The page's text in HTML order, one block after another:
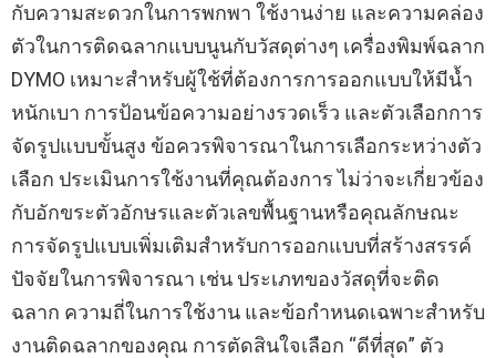
กับความสะดวกในการพกพา ใช้งานง่าย และความคล่อง
ตัวในการติดฉลากแบบนูนกับวัสดุต่างๆ เครื่องพิมพ์ฉลาก
DYMO เหมาะสำหรับผู้ใช้ที่ต้องการการออกแบบให้มีน้ำ
หนักเบา การป้อนข้อความอย่างรวดเร็ว และตัวเลือกการ
จัดรูปแบบขั้นสูง ข้อควรพิจารณาในการเลือกระหว่างตัว
เลือก ประเมินการใช้งานที่คุณต้องการ ไม่ว่าจะเกี่ยวข้อง
กับอักขระตัวอักษรและตัวเลขพื้นฐานหรือคุณลักษณะ
การจัดรูปแบบเพิ่มเติมสำหรับการออกแบบที่สร้างสรรค์
ปัจจัยในการพิจารณา เช่น ประเภทของวัสดุที่จะติด
ฉลาก ความถี่ในการใช้งาน และข้อกำหนดเฉพาะสำหรับ
งานติดฉลากของคุณ การตัดสินใจเลือก “ดีที่สุด” ตัว